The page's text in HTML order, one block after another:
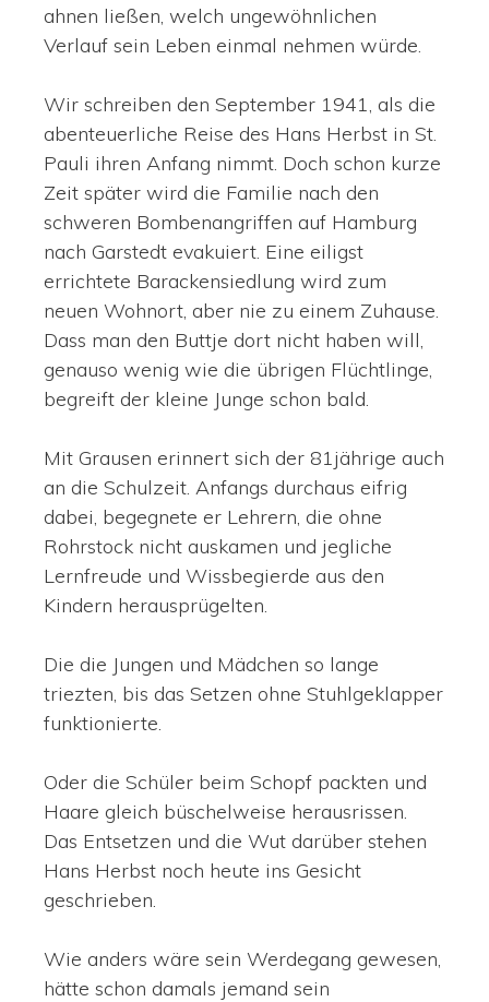
ahnen ließen, welch ungewöhnlichen
Verlauf sein Leben einmal nehmen würde.
Wir schreiben den September 1941, als die
abenteuerliche Reise des Hans Herbst in St.
Pauli ihren Anfang nimmt. Doch schon kurze
Zeit später wird die Familie nach den
schweren Bombenangriffen auf Hamburg
nach Garstedt evakuiert. Eine eiligst
errichtete Barackensiedlung wird zum
neuen Wohnort, aber nie zu einem Zuhause.
Dass man den Buttje dort nicht haben will,
genauso wenig wie die übrigen Flüchtlinge,
begreift der kleine Junge schon bald.
Mit Grausen erinnert sich der 81jährige auch
an die Schulzeit. Anfangs durchaus eifrig
dabei, begegnete er Lehrern, die ohne
Rohrstock nicht auskamen und jegliche
Lernfreude und Wissbegierde aus den
Kindern herausprügelten.
Die die Jungen und Mädchen so lange
triezten, bis das Setzen ohne Stuhlgeklapper
funktionierte.
Oder die Schüler beim Schopf packten und
Haare gleich büschelweise herausrissen.
Das Entsetzen und die Wut darüber stehen
Hans Herbst noch heute ins Gesicht
geschrieben.
Wie anders wäre sein Werdegang gewesen,
hätte schon damals jemand sein